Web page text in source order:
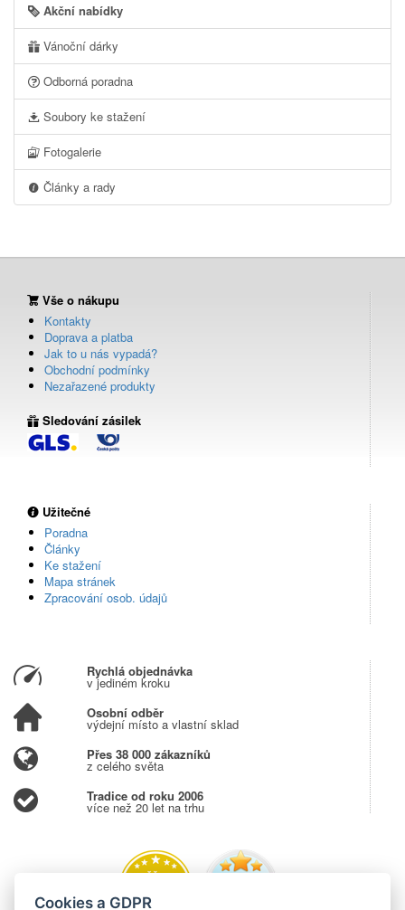
Akční nabídky
Vánoční dárky
Odborná poradna
Soubory ke stažení
Fotogalerie
Články a rady
Vše o nákupu
Kontakty
Doprava a platba
Jak to u nás vypadá?
Obchodní podmínky
Nezařazené produkty
Sledování zásilek
Užitečné
Poradna
Články
Ke stažení
Mapa stránek
Zpracování osob. údajů
Rychlá objednávka
v jediném kroku
Osobní odběr
výdejní místo a vlastní sklad
Přes 38 000 zákazníků
z celého světa
Tradice od roku 2006
více než 20 let na trhu
Cookies a GDPR